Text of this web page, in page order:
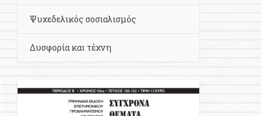
Ψυχεδελικός σοσιαλισμός
Δυσφορία και τέχνη